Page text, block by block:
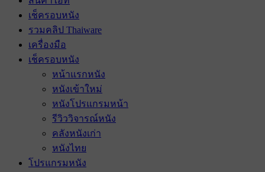
เช็ครอบหนัง
รวมคลิป Thaiware
เครื่องมือ
เช็ครอบหนัง
หน้าแรกหนัง
หนังเข้าใหม่
หนังโปรแกรมหน้า
รีวิววิจารณ์หนัง
คลังหนังเก่า
หนังไทย
โปรแกรมหนัง